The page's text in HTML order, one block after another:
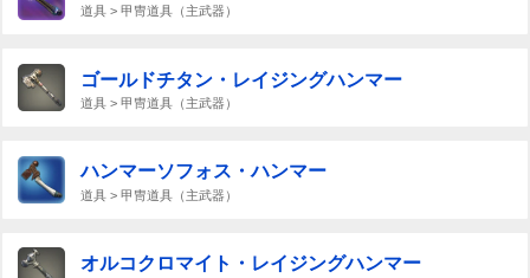
道具 > 甲冑道具（主武器）
ゴールドチタン・レイジングハンマー
道具 > 甲冑道具（主武器）
ハンマーソフォス・ハンマー
道具 > 甲冑道具（主武器）
オルコクロマイト・レイジングハンマー